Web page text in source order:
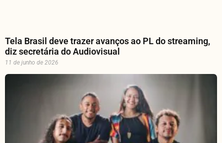
Tela Brasil deve trazer avanços ao PL do streaming,
diz secretária do Audiovisual
11 de junho de 2026